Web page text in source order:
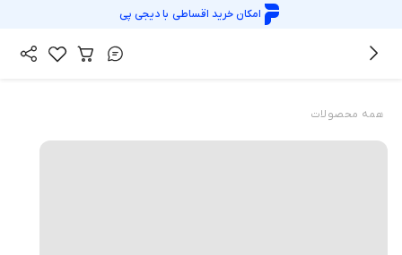
امکان خرید اقساطی بادیجی پی
همه محصولات